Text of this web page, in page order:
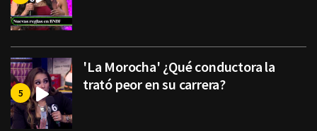
'La Morocha' ¿Qué conductora la
trató peor en su carrera?